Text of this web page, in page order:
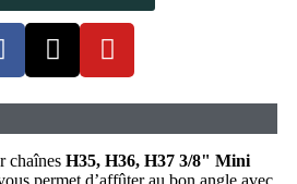
chaînes H35, H36, H37 3/8" Mini
permet d’affûter au bon angle avec